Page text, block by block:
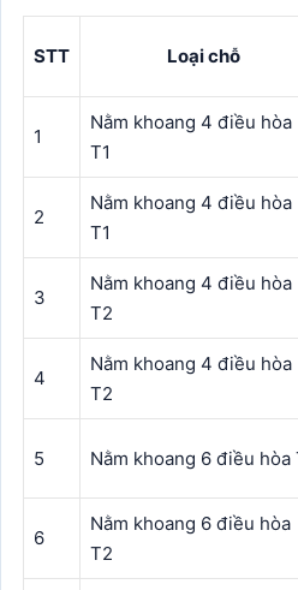
STT Loại chỗ
1
Nằm khoang 4 điều hòa
T1
2
Nằm khoang 4 điều hòa
T1
3
Nằm khoang 4 điều hòa
T2
4
Nằm khoang 4 điều hòa
T2
5 Nằm khoang 6 điều hòa
6
Nằm khoang 6 điều hòa
T2